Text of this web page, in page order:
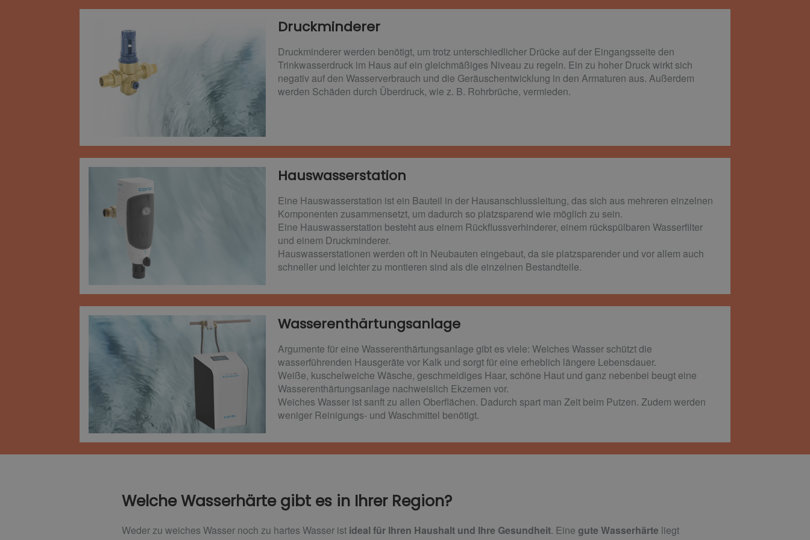
Druckminderer​
Druckminderer werden benötigt, um trotz unterschiedlicher Drücke auf der Eingangsseite den
Trinkwasserdruck im Haus auf ein gleichmäßiges Niveau zu regeln. Ein zu hoher Druck wirkt sich
negativ auf den Wasserverbrauch und die Geräuschentwicklung in den Armaturen aus. Außerdem
werden Schäden durch Überdruck, wie z. B. Rohrbrüche, vermieden.
Hauswasserstation
Eine Hauswasserstation ist ein Bauteil in der Hausanschlussleitung, das sich aus mehreren einzelnen
Komponenten zusammensetzt, um dadurch so platzsparend wie möglich zu sein.
Eine Hauswasserstation besteht aus einem Rückflussverhinderer, einem rückspülbaren Wasserfilter
und einem Druckminderer.
Hauswasserstationen werden oft in Neubauten eingebaut, da sie platzsparender und vor allem auch
schneller und leichter zu montieren sind als die einzelnen Bestandteile.
Wasserenthärtungsanlage
Argumente für eine Wasserenthärtungsanlage gibt es viele: Weiches Wasser schützt die
wasserführenden Hausgeräte vor Kalk und sorgt für eine erheblich längere Lebensdauer.
Weiße, kuschelweiche Wäsche, geschmeidiges Haar, schöne Haut und ganz nebenbei beugt eine
Wasserenthärtungsanlage nachweislich Ekzemen vor.
Weiches Wasser ist sanft zu allen Oberflächen. Dadurch spart man Zeit beim Putzen. Zudem werden
weniger Reinigungs- und Waschmittel benötigt.
Welche Wasserhärte gibt es in Ihrer Region?
Weder zu weiches Wasser noch zu hartes Wasser ist ideal für Ihren Haushalt und Ihre Gesundheit. Eine gute Wasserhärte liegt